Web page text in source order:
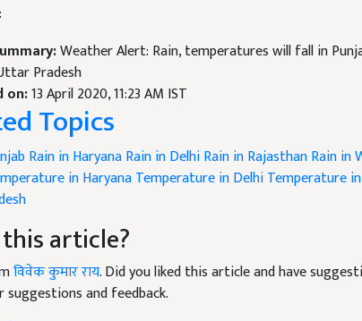
Weather Alert: Rain, temperatures will fall in
Pradesh
on:13 April 2020, 11:23 AM IST
Topics
Rain in HaryanaRain in DelhiRain in RajasthanRain in
in HaryanaTemperature in DelhiTemperature
article?
विवेक कुमार राय. Did you liked this article and have
suggestions and feedback.